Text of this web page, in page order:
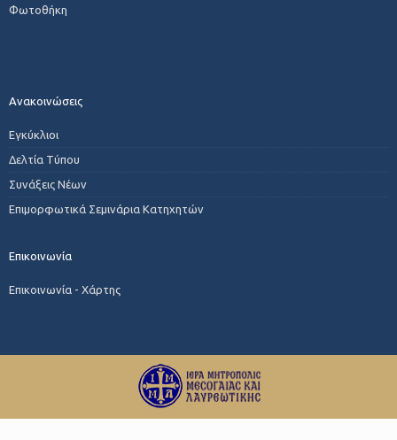
Φωτοθήκη
Ανακοινώσεις
Εγκύκλιοι
Δελτία Τύπου
Συνάξεις Νέων
Επιμορφωτικά Σεμινάρια Κατηχητών
Επικοινωνία
Επικοινωνία - Χάρτης